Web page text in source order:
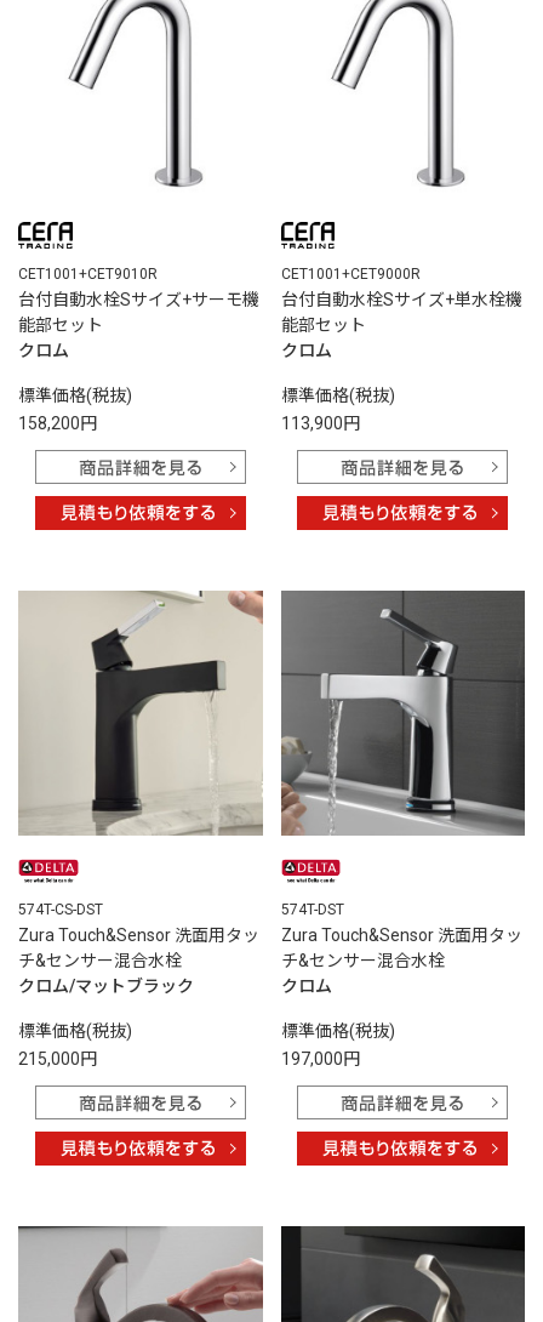
CET1001+CET9010R
台付自動水栓Sサイズ+サーモ機
能部セット
クロム
標準価格(税抜)
158,200円
CET1001+CET9000R
台付自動水栓Sサイズ+単水栓機
能部セット
クロム
標準価格(税抜)
113,900円
574T-CS-DST
Zura Touch&Sensor 洗面用タッ
チ&センサー混合水栓
クロム/マットブラック
標準価格(税抜)
215,000円
574T-DST
Zura Touch&Sensor 洗面用タッ
チ&センサー混合水栓
クロム
標準価格(税抜)
197,000円